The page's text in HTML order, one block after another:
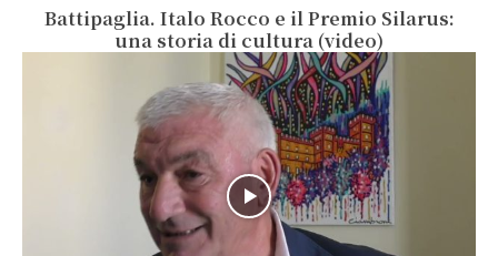
Battipaglia. Italo Rocco e il Premio Silarus:
una storia di cultura (video)